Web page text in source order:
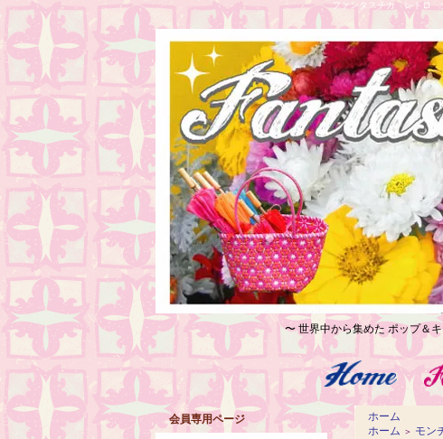
ファンタスチカ レトロ
〜 世界中から集めた ポップ＆
会員専用ページ
ホーム
ホーム ＞ モン